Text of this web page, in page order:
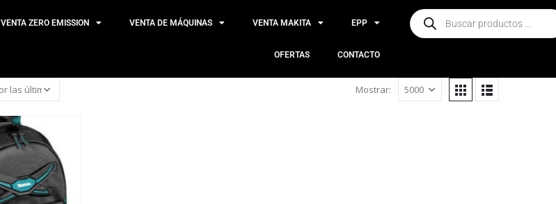
VENTA ZERO EMISSION VENTA DE MÁQUINAS VENTA MAKITA EPP
OFERTAS CONTACTO
Mostrar: